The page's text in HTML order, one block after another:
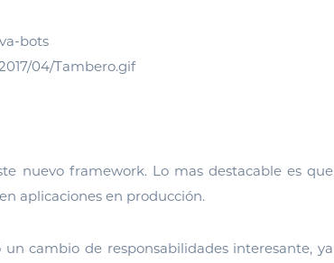
bots
04/Tambero.gif
nuevo framework. Lo mas destacable es que
aplicaciones en producción.
cambio de responsabilidades interesante, ya